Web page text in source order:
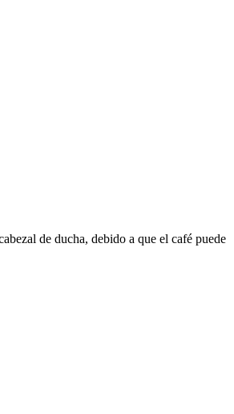
de ducha, debido a que el café puede